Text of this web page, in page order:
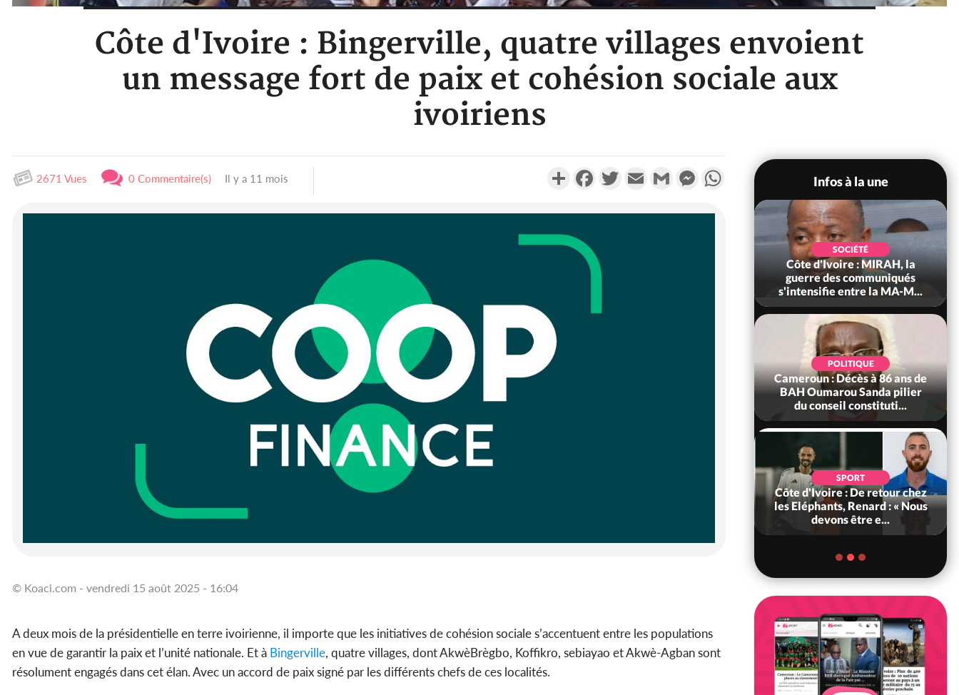
Côte d'Ivoire : Bingerville, quatre villages envoient
un message fort de paix et cohésion sociale aux
ivoiriens
2671 Vues 0 Commentaire(s) Il y a 11 mois PartagerFacebookTwitterEmail Gmail MessengerWhatsApp
© Koaci.com - vendredi 15 août 2025 - 16:04
A deux mois de la présidentielle en terre ivoirienne, il importe que les initiatives de cohésion sociale s’accentuent entre les populations
en vue de garantir la paix et l’unité nationale. Et à Bingerville, quatre villages, dont AkwèBrègbo, Koffikro, sebiayao et Akwè-Agban sont
résolument engagés dans cet élan. Avec un accord de paix signé par les différents chefs de ces localités.
Infos à la une
Côte d'Ivoire : Man, deux
personnes périssent dans un
SOCIÉTÉ
Côte d'Ivoire : MIRAH, la
guerre des communiqués
s'intensifie entre la MA-M...
POLITIQUE
Cameroun : Décès à 86 ans de
BAH Oumarou Sanda pilier
du conseil constituti...
SPORT
Côte d'Ivoire : De retour chez
les Eléphants, Renard : « Nous
devons être e...